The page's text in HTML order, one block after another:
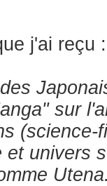
j'ai reçu :
sur
(science-
univers